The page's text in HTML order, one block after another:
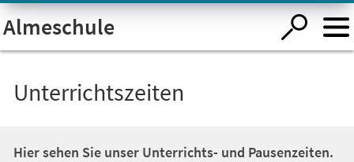
Visuelle
Assistenzsoftware
öffnen.
Almeschule
Unterrichtszeiten
Hier sehen Sie unser Unterrichts- und Pausenzeiten.